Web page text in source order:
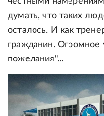
думать, что таких
осталось. И как
гражданин. Огромное
пожелания"...